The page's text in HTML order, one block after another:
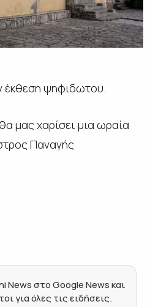
έκθεση ψηφιδωτου.
μας χαρίσει μια ωραία
Παναγής
News στο Google News και
για όλες τις ειδήσεις.